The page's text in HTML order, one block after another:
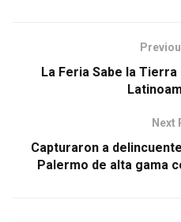
La Feria Sabe la
Next
Capturaron a
Palermo de alta gama